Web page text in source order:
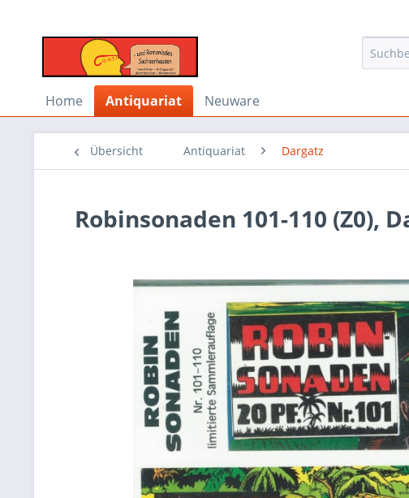
Home Antiquariat Neuware
Übersicht Antiquariat Dargatz
Robinsonaden 101-110 (Z0),